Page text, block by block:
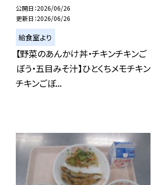
公開日 2026/06/26
更新日 2026/06/26
給食室より
【野菜のあんかけ丼・チキンチキンご
ぼう・五目みそ汁】ひとくちメモチキン
チキンごぼ...